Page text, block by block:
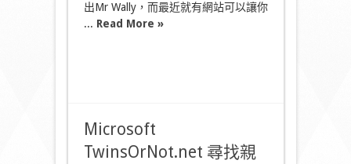
出Mr Wally，而最近就有網站可以讓你
... Read More »
Microsoft
TwinsOrNot.net 尋找親